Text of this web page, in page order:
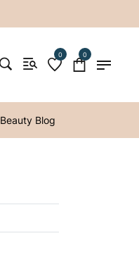
0 0
Beauty Blog